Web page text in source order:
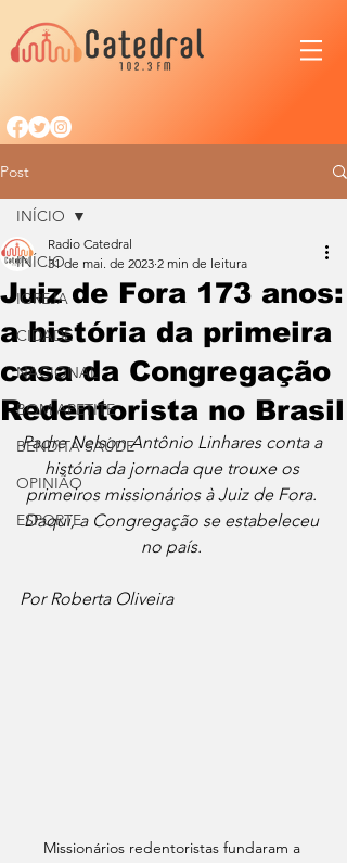
Post
INÍCIO
IGREJA
CIDADE
NACIONAL
BOM APETITE
BENDITA SAÚDE
OPINIÃO
ESPORTE
INÍCIO
Juiz de Fora 173 anos:
a história da primeira
casa da Congregação
Redentorista no Brasil
Radio Catedral
31 de mai. de 2023 2 min de leitura
Padre Nelson Antônio Linhares conta a
história da jornada que trouxe os
primeiros missionários à Juiz de Fora.
Daqui, a Congregação se estabeleceu
no país.
Por Roberta Oliveira
Missionários redentoristas fundaram a